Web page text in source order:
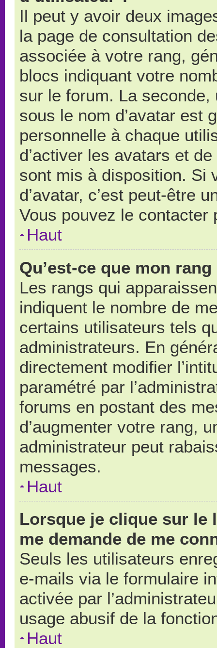
Il peut y avoir deux
la page de consultation
associée à votre rang,
blocs indiquant votre
sur le forum. La
sous le nom d’avatar est
personnelle à chaque
d’activer les avatars et
sont mis à disposition. Si
d’avatar, c’est peut-être
Vous pouvez le contacter
Haut
Qu’est-ce que mon
Les rangs qui
indiquent le nombre de
certains utilisateurs tels
administrateurs. En
directement modifier
paramétré par
forums en postant des
d’augmenter votre rang,
administrateur peut
messages.
Haut
Lorsque je clique sur le
me demande de me
Seuls les utilisateurs
e-mails via le formulaire
activée par
usage abusif de la
Haut